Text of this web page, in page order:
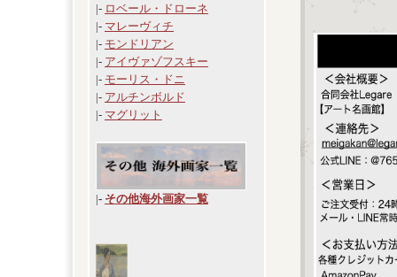
|- ロベール・ドローネ
|- マレーヴィチ
|- モンドリアン
|- アイヴァゾフスキー
|- モーリス・ドニ
|- アルチンボルド
|- マグリット
|- その他海外画家一覧